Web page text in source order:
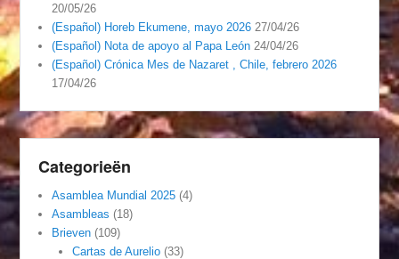
20/05/26
(Español) Horeb Ekumene, mayo 2026 27/04/26
(Español) Nota de apoyo al Papa León 24/04/26
(Español) Crónica Mes de Nazaret , Chile, febrero 2026
17/04/26
Categorieën
Asamblea Mundial 2025 (4)
Asambleas (18)
Brieven (109)
Cartas de Aurelio(33)